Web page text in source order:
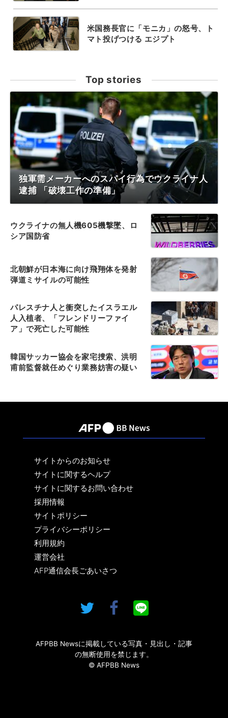
米国務長官に「モニカ」の怒号、ト
マト投げつける エジプト
Top stories
独軍需メーカーへのスパイ行為でウクライナ人
逮捕 「破壊工作の準備」
ウクライナの無人機605機撃墜、ロ
シア国防省
北朝鮮が日本海に向け飛翔体を発射
弾道ミサイルの可能性
パレスチナ人と衝突したイスラエル
人入植者、「フレンドリーファイ
ア」で死亡した可能性
韓国サッカー協会を家宅捜索、洪明
甫前監督就任めぐり業務妨害の疑い
サイトからのお知らせ
サイトに関するヘルプ
サイトに関するお問い合わせ
採用情報
サイトポリシー
プライバシーポリシー
利用規約
運営会社
AFP通信会長ごあいさつ
AFPBB Newsに掲載している写真・見出し・記事
の無断使用を禁じます。
© AFPBB News